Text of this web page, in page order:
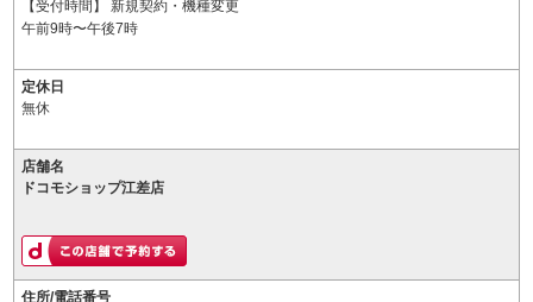
【受付時間】 新規契約・機種変更
午前9時〜午後7時
定休日
無休
店舗名
ドコモショップ江差店
住所/電話番号